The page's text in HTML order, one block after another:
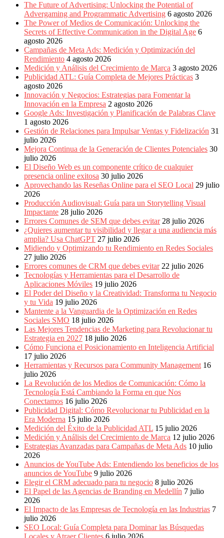
Bitácora
Mercadeo
Interactivo,
Medios,
Publicidad,
Marketing,
Campañas
Publicitarias,
Agencias,
Empresas,
Negocios,
Tendencias,
Trendings,
Dinero,
Economía,
Diseño
Móviles,
Estrategias
Digitales,
Estrategias
Publicitarias,
Alianzas,
Clientes,
Innovación,
Tecnología,
Noticias,
Artículos,
Gente,
Contenidos
Calidad,
Eventos
Marketing,
Mercadotecnia,
Eventos
Publicitarios,
Colecciónes,
Marcas,
Insigns,
Radio,
Creatividad,
RRPP,
Comerciales,
Periodismo,
Revistas,
Magazines
The Future of Advertising: Unlocking the Potential of
Advergaming and Programmatic Advertising 6 agosto 2026
The Power of Medios de Comunicación: Unlocking the
Secrets of Effective Communication in the Digital Age 6
agosto 2026
Campañas de Meta Ads: Medición y Optimización del
Rendimiento 4 agosto 2026
Medición y Análisis del Crecimiento de Marca 3 agosto 2026
Publicidad ATL: Guía Completa de Mejores Prácticas 3
agosto 2026
Innovación y Negocios: Estrategias para Fomentar la
Innovación en la Empresa 2 agosto 2026
Google Ads: Investigación y Planificación de Palabras Clave
1 agosto 2026
Gestión de Relaciones para Impulsar Ventas y Fidelización 31
julio 2026
Mejora Continua de la Generación de Clientes Potenciales 30
julio 2026
El Diseño Web es un componente crítico de cualquier
presencia online exitosa 30 julio 2026
Aprovechando las Reseñas Online para el SEO Local 29 julio
2026
Producción Audiovisual: Guía para un Storytelling Visual
Impactante 28 julio 2026
Errores Comunes de SEM que debes evitar 28 julio 2026
¿Quieres aumentar tu visibilidad y llegar a una audiencia más
amplia? Usa ChatGPT 27 julio 2026
Midiendo y Optimizando tu Rendimiento en Redes Sociales
27 julio 2026
Errores comunes de CRM que debes evitar 22 julio 2026
Tecnologías y Herramientas para el Desarrollo de
Aplicaciones Móviles 19 julio 2026
El Poder del Diseño y la Creatividad: Transforma tu Negocio
y tu Vida 19 julio 2026
Mantente a la Vanguardia de la Optimización en Redes
Sociales SMO 18 julio 2026
Las Mejores Tendencias de Marketing para Revolucionar tu
Estrategia en 2027 18 julio 2026
Cómo Funciona el Posicionamiento en Inteligencia Artificial
17 julio 2026
Herramientas y Recursos para Community Management 16
julio 2026
La Revolución de los Medios de Comunicación: Cómo la
Tecnología Está Cambiando la Forma en que Nos
Conectamos 16 julio 2026
Publicidad Digital: Cómo Revolucionar tu Publicidad en la
Era Moderna 15 julio 2026
Medición del Éxito de la Publicidad ATL 15 julio 2026
Medición y Análisis del Crecimiento de Marca 12 julio 2026
Estrategias Avanzadas para Campañas de Meta Ads 10 julio
2026
Anuncios de YouTube Ads: Entendiendo los beneficios de los
anuncios de YouTube 9 julio 2026
Elegir el CRM adecuado para tu negocio 8 julio 2026
El Papel de las Agencias de Branding en Medellín 7 julio
2026
El Impacto de las Empresas de Tecnología en las Industrias 7
julio 2026
SEO Local: Guía Completa para Dominar las Búsquedas
Locales y Atraer Clientes 6 julio 2026